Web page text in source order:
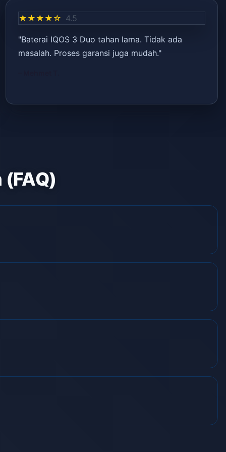
★★★★☆ 4.5
"Baterai IQOS 3 Duo tahan lama. Tidak ada
masalah. Proses garansi juga mudah."